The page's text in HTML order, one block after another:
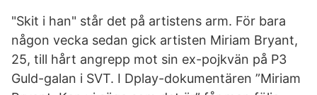
"Skit i han" står det på artistens arm. För bara
någon vecka sedan gick artisten Miriam Bryant,
25, till hårt angrepp mot sin ex-pojkvän på P3
Guld-galan i SVT. I Dplay-dokumentären ”Miriam